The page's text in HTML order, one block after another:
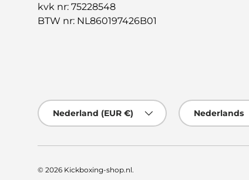
kvk nr: 75228548
BTW nr: NL860197426B01
Land/Regio
Nederland (EUR €)
Taal
Nederlands
© 2026 Kickboxing-shop.nl.